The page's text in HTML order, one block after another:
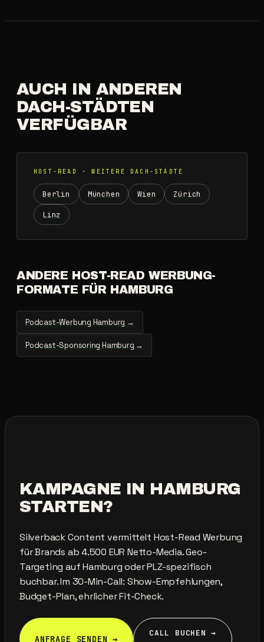
AUCH IN ANDEREN
DACH-STÄDTEN
VERFÜGBAR
HOST-READ · WEITERE DACH-STÄDTE
Berlin München Wien Zürich
Linz
ANDERE HOST-READ WERBUNG-
FORMATE FÜR HAMBURG
Podcast-Werbung Hamburg →
Podcast-Sponsoring Hamburg →
KAMPAGNE IN HAMBURG
STARTEN?
Silverback Content vermittelt Host-Read Werbung
für Brands ab 4.500 EUR Netto-Media. Geo-
Targeting auf Hamburg oder PLZ-spezifisch
buchbar. Im 30-Min-Call: Show-Empfehlungen,
Budget-Plan, ehrlicher Fit-Check.
ANFRAGE SENDEN →
CALL BUCHEN →